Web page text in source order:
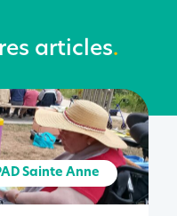
articles.
Sainte Anne